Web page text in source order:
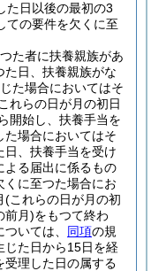
た日以後の最初の3
ての要件を欠くに至
た者に扶養親族があ
た日、扶養親族がな
た場合においてはそ
れらの日が月の初日
開始し、扶養手当を
た場合においてはそ
日、扶養手当を受け
よる届出に係るもの
くに至つた場合にお
(これらの日が月の初
前月)をもつて終わ
いては、 同項の規
じた日から15日を経
受理した日の属する